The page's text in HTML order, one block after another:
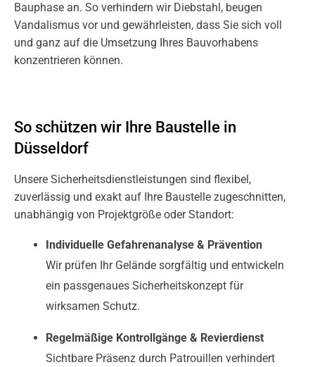
Bauphase an. So verhindern wir Diebstahl, beugen
Vandalismus vor und gewährleisten, dass Sie sich voll
und ganz auf die Umsetzung Ihres Bauvorhabens
konzentrieren können.
So schützen wir Ihre Baustelle in
Düsseldorf
Unsere Sicherheitsdienstleistungen sind flexibel,
zuverlässig und exakt auf Ihre Baustelle zugeschnitten,
unabhängig von Projektgröße oder Standort:
Individuelle Gefahrenanalyse & Prävention
Wir prüfen Ihr Gelände sorgfältig und entwickeln
ein passgenaues Sicherheitskonzept für
wirksamen Schutz.
Regelmäßige Kontrollgänge & Revierdienst
Sichtbare Präsenz durch Patrouillen verhindert